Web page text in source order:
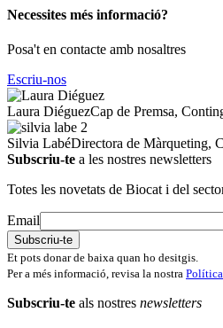
Necessites més informació?
Posa't en contacte amb nosaltres
Escriu-nos
Laura DiéguezCap de Premsa,
Silvia LabéDirectora de Màrqueting,
Subscriu-te a les nostres newsletters
Totes les novetats de Biocat i del
Email
Et pots donar de baixa quan ho desitgis.
Per a més informació, revisa la nostra
Subscriu-te als nostres newsletters